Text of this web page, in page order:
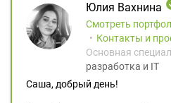
Юлия Вахнина
Смотреть
Контакты и
Основная
разработка и IT
Саша, добрый день!